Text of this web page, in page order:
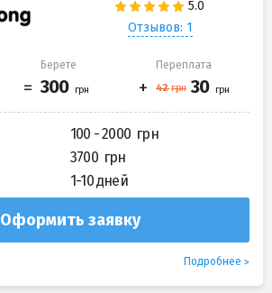
Отзывов: 1
Берете Переплата
100 - 2000
3700
1-10 дней
Оформить заявку
Подробнее